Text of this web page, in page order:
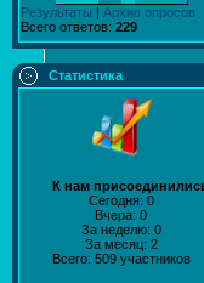
Результаты | Архив опросов
Всего ответов: 229
Статистика
К нам
Сегодня: 0
Вчера: 0
За неделю: 0
За месяц: 2
Всего: 509 участников